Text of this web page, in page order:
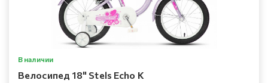
В наличии
Велосипед 18" Stels Echo K